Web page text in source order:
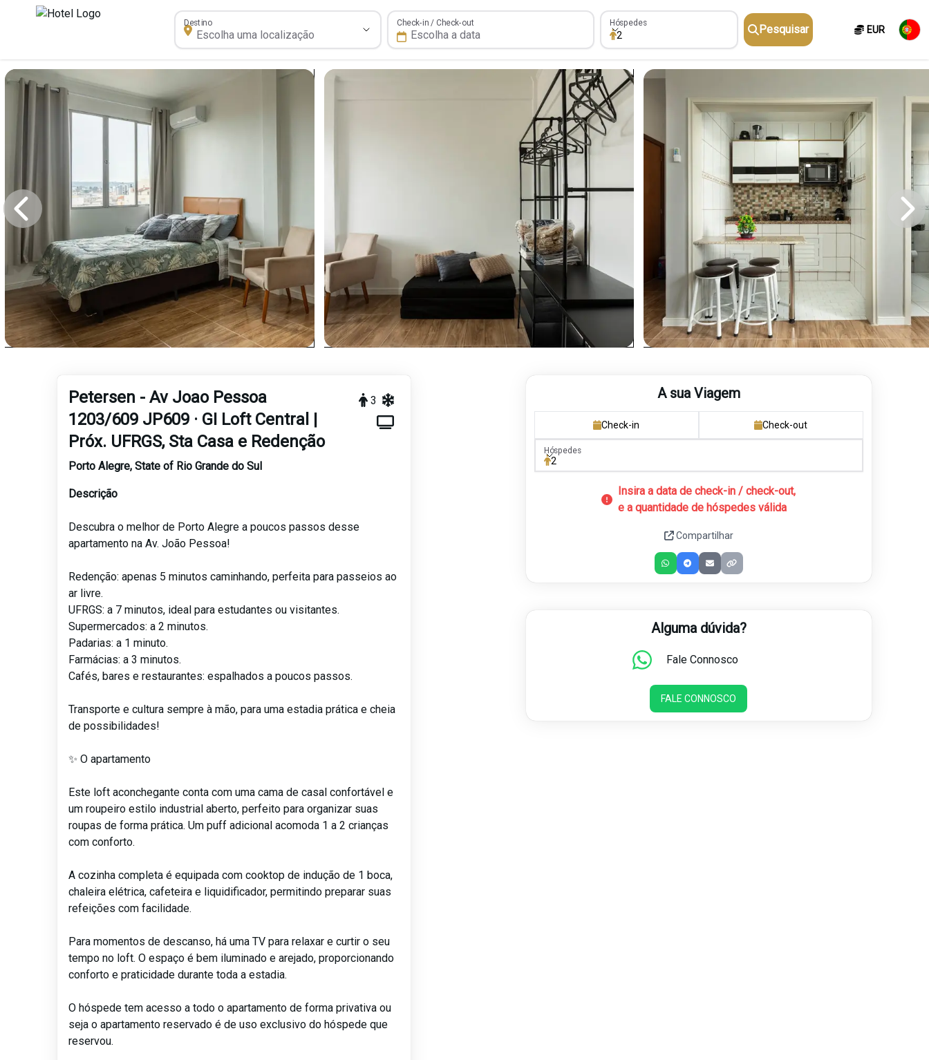
Destino Check-in / Check-out Hóspedes
Hóspedes
2 Pesquisar EUR
Petersen - Av Joao Pessoa
1203/609 JP609 · GI Loft Central |
Próx. UFRGS, Sta Casa e Redenção
3
Porto Alegre, State of Rio Grande do Sul
Descrição
Descubra o melhor de Porto Alegre a poucos passos desse
apartamento na Av. João Pessoa!
Redenção: apenas 5 minutos caminhando, perfeita para passeios ao
ar livre.
UFRGS: a 7 minutos, ideal para estudantes ou visitantes.
Supermercados: a 2 minutos.
Padarias: a 1 minuto.
Farmácias: a 3 minutos.
Cafés, bares e restaurantes: espalhados a poucos passos.
Transporte e cultura sempre à mão, para uma estadia prática e cheia
de possibilidades!
✨ O apartamento
Este loft aconchegante conta com uma cama de casal confortável e
um roupeiro estilo industrial aberto, perfeito para organizar suas
roupas de forma prática. Um puff adicional acomoda 1 a 2 crianças
com conforto.
A cozinha completa é equipada com cooktop de indução de 1 boca,
chaleira elétrica, cafeteira e liquidificador, permitindo preparar suas
refeições com facilidade.
Para momentos de descanso, há uma TV para relaxar e curtir o seu
tempo no loft. O espaço é bem iluminado e arejado, proporcionando
conforto e praticidade durante toda a estadia.
O hóspede tem acesso a todo o apartamento de forma privativa ou
seja o apartamento reservado é de uso exclusivo do hóspede que
reservou.
A sua Viagem
Check-in Check-out
Hóspedes
Hóspedes
2
Insira a data de check-in / check-out,
e a quantidade de hóspedes válida
Compartilhar
Alguma dúvida?
Fale Connosco
FALE CONNOSCO